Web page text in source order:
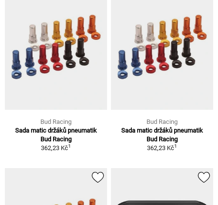
Bud Racing
Sada matic držáků pneumatik
Bud Racing
362,23 Kč1
Bud Racing
Sada matic držáků pneumatik
Bud Racing
362,23 Kč1